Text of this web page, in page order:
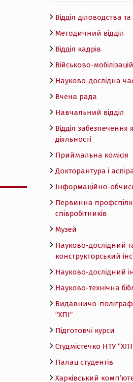
Відділ діловодства
Методичний відділ
Відділ кадрів
Військово-
Науково-дослідна
Вчена рада
Навчальний відділ
Відділ забезпечення
діяльності
Приймальна комісія
Докторантура і
Інформаційно-
Первинна
співробітників
Музей
Науково-дослідний
конструкторський
Науково-дослідний
Науково-технічна
Видавничо-
“ХПІ”
Підготовчі курси
Студмістечко НТУ
Палац студентів
Харківський